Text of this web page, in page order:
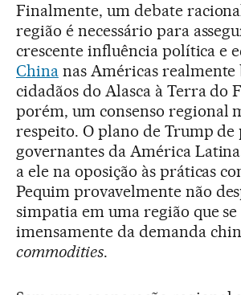
Finalmente, um debate
região é necessário para
crescente influência política e
Chinanas Américas realmente
cidadãos do Alasca à Terra do
porém, um consenso regional
respeito. O plano de Trump de
governantes da América
a ele na oposição às práticas
Pequim provavelmente não
simpatia em uma região que se
imensamente da demanda
commodities.